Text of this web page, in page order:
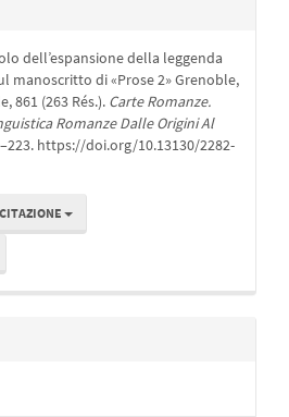
dell’espansione della leggenda
manoscritto di «Prose 2» Grenoble,
861 (263 Rés.). Carte Romanze.
Romanze Dalle Origini Al
https://doi.org/10.13130/2282-